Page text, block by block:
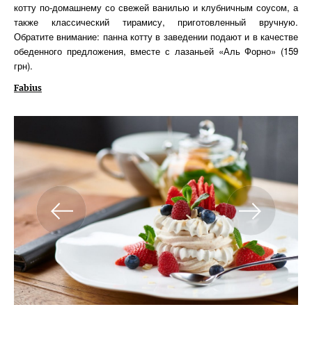
котту по-домашнему со свежей ванилью и клубничным соусом, а
также классический тирамису, приготовленный вручную.
Обратите внимание: панна котту в заведении подают и в качестве
обеденного предложения, вместе с лазаньей «Аль Форно» (159
грн).
Fabius